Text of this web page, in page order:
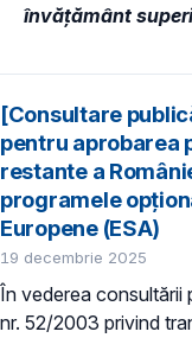
învățământ
[Consultare
pentru aprobarea
restante a
programele
Europene (ESA)
19 decembrie 2025
În vederea consultării
nr. 52/2003 privind